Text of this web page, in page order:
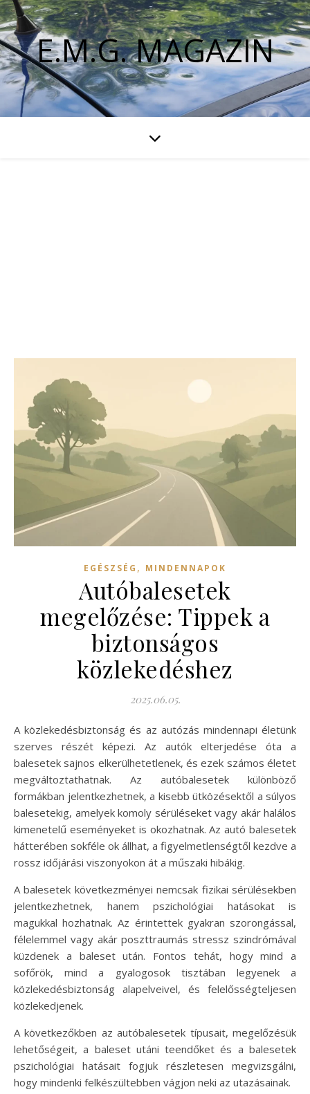
E.M.G. MAGAZIN
EGÉSZSÉG , MINDENNAPOK
Autóbalesetek
megelőzése: Tippek a
biztonságos
közlekedéshez
2025.06.05.
A közlekedésbiztonság és az autózás mindennapi életünk
szerves részét képezi. Az autók elterjedése óta a
balesetek sajnos elkerülhetetlenek, és ezek számos életet
megváltoztathatnak. Az autóbalesetek különböző
formákban jelentkezhetnek, a kisebb ütközésektől a súlyos
balesetekig, amelyek komoly sérüléseket vagy akár halálos
kimenetelű eseményeket is okozhatnak. Az autó balesetek
hátterében sokféle ok állhat, a figyelmetlenségtől kezdve a
rossz időjárási viszonyokon át a műszaki hibákig.
A balesetek következményei nemcsak fizikai sérülésekben
jelentkezhetnek, hanem pszichológiai hatásokat is
magukkal hozhatnak. Az érintettek gyakran szorongással,
félelemmel vagy akár poszttraumás stressz szindrómával
küzdenek a baleset után. Fontos tehát, hogy mind a
sofőrök, mind a gyalogosok tisztában legyenek a
közlekedésbiztonság alapelveivel, és felelősségteljesen
közlekedjenek.
A következőkben az autóbalesetek típusait, megelőzésük
lehetőségeit, a baleset utáni teendőket és a balesetek
pszichológiai hatásait fogjuk részletesen megvizsgálni,
hogy mindenki felkészültebben vágjon neki az utazásainak.